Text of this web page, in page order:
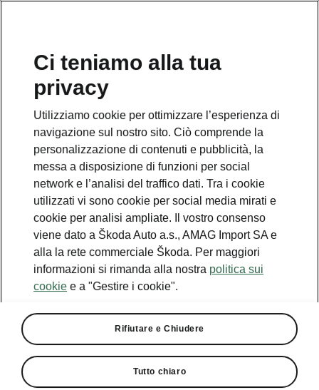
Ci teniamo alla tua
privacy
Utilizziamo cookie per ottimizzare l’esperienza di
navigazione sul nostro sito. Ciò comprende la
personalizzazione di contenuti e pubblicità, la
messa a disposizione di funzioni per social
network e l’analisi del traffico dati. Tra i cookie
utilizzati vi sono cookie per social media mirati e
cookie per analisi ampliate. Il vostro consenso
viene dato a Škoda Auto a.s., AMAG Import SA e
alla la rete commerciale Škoda. Per maggiori
informazioni si rimanda alla nostra politica sui
cookie e a "Gestire i cookie".
Rifiutare e Chiudere
Tutto chiaro